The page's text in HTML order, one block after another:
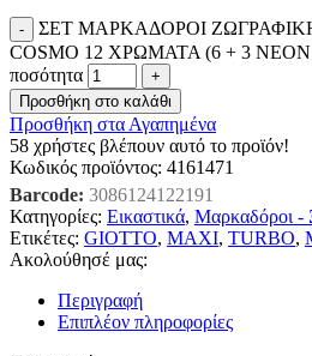
ΣΕΤ ΜΑΡΚΑΔΟΡΟΙ
COSMO 12 ΧΡΩΜΑΤΑ (6 + 3 NEON
ποσότητα
Προσθήκη στο καλάθι
Προσθήκη στα Αγαπημένα
58 χρήστες βλέπουν αυτό το προϊόν!
Κωδικός προϊόντος: 4161471
Barcode: 3086124122191
Κατηγορίες: Εικαστικά, Μαρκαδόροι -
Ετικέτες: GIOTTO, MAXI, TURBO,
Ακολούθησέ μας:
Περιγραφή
Επιπλέον πληροφορίες